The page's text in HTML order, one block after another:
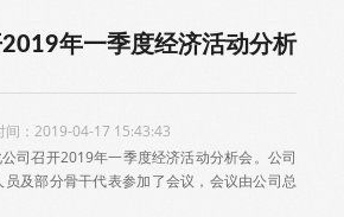
年一季度经济活动分析
：2019-04-17 15:43:43
司召开2019年一季度经济活动分析会。公司
及部分骨干代表参加了会议，会议由公司总